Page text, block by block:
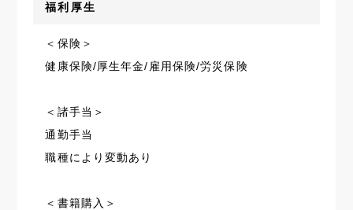
福利厚生
＜保険＞
健康保険/厚生年金/雇用保険/労災保険
＜諸手当＞
通勤手当
職種により変動あり
＜書籍購入＞